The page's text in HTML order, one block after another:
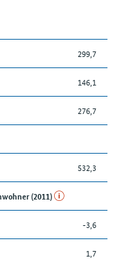
299,7
146,1
276,7
532,3
(2011)
-3,6
1,7